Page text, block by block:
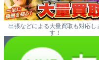
出張などによる大量買取も対応し
す！